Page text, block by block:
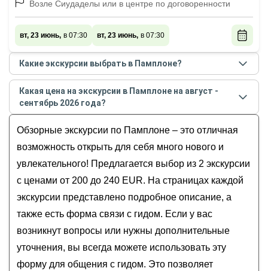
Возле Сиудаделы или в центре по договоренности
вт, 23 июнь, в 07:30 вт, 23 июнь, в 07:30
Какие экскурсии выбрать в Памплоне?
Самые популярные экскурсиив Памплонев
августе - сентябре 2026года:
Яркая и самобытная Памплона
Памплона - город, живущий фиестой
Какая цена на экскурсии в Памплоне на август -
сентябрь 2026 года?
сентябрь 2026года от 200до 240 EUR
Обзорные экскурсии по Памплоне – это отличная
возможность открыть для себя много нового и
увлекательного! Предлагается выбор из 2 экскурсии
с ценами от 200 до 240 EUR. На страницах каждой
экскурсии представлено подробное описание, а
также есть форма связи с гидом. Если у вас
возникнут вопросы или нужны дополнительные
уточнения, вы всегда можете использовать эту
форму для общения с гидом. Это позволяет